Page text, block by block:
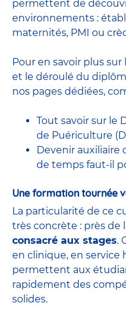
permettent de
environnements :
maternités, PMI ou
Pour en savoir plus
et le déroulé du
nos pages dédiées,
Tout savoir sur le
de Puériculture
Devenir
de temps faut-il
Une formation tournée
La particularité de ce
très concrète : près
consacré aux stages.
en clinique, en service
permettent aux
rapidement des
solides.